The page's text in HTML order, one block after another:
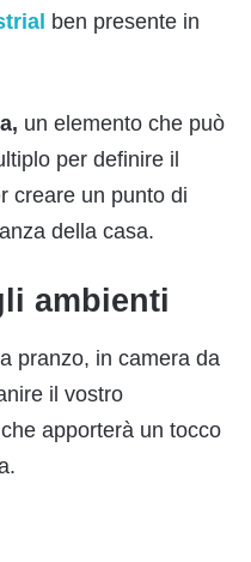
ben presente in
un elemento che può
per definire il
creare un punto di
della casa.
ambienti
pranzo, in camera da
il vostro
apporterà un tocco